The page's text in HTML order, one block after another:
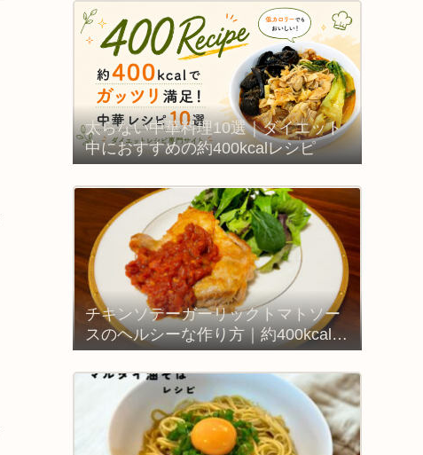
太らない中華料理10選｜ダイエット
中におすすめの約400kcalレシピ
チキンソテーガーリックトマトソー
スのヘルシーな作り方｜約400kcalで
満足できるダイエットレシピ